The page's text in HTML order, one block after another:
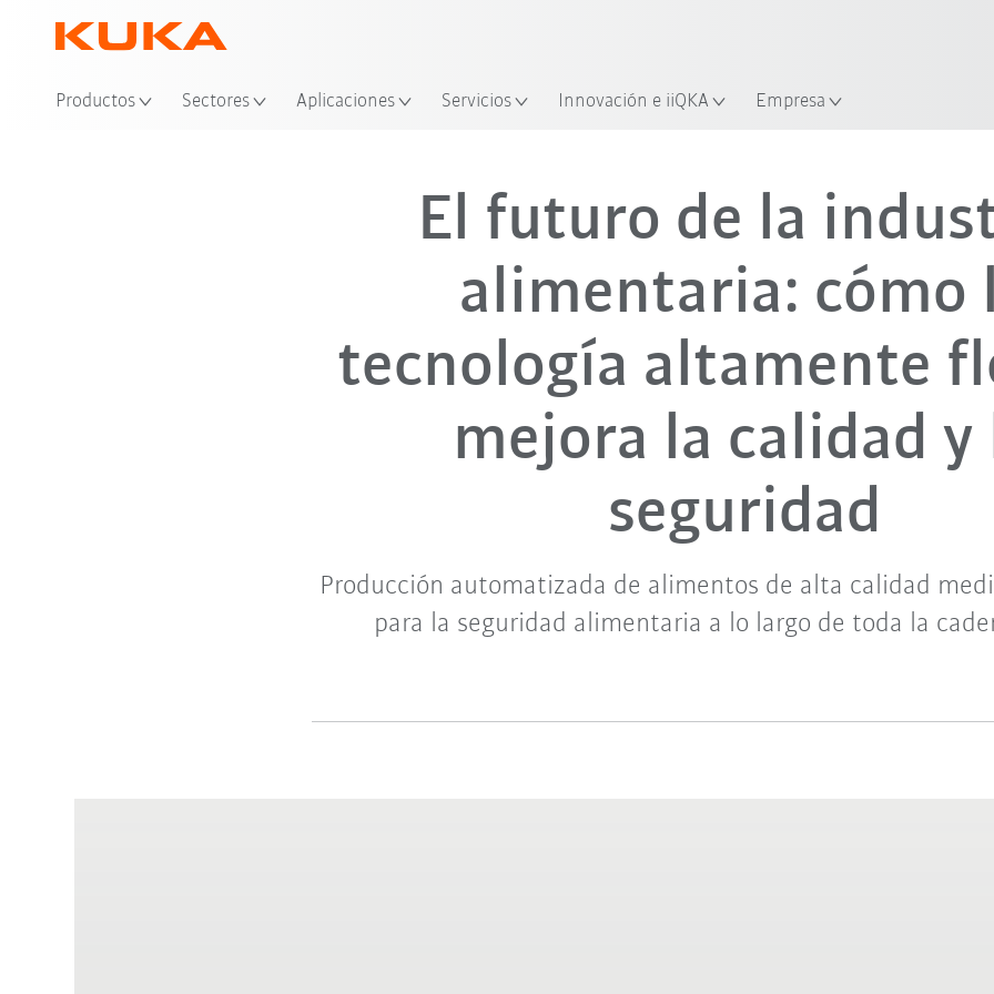
Productos Sectores Aplicaciones Servicios Innovación e iiQKA Empresa
Vídeo
El futuro de la
alimentaria: cómo
tecnología altamente
mejora la calidad y
seguridad
Producción automatizada de alimentos de alta calidad
para la seguridad alimentaria a lo largo de toda la